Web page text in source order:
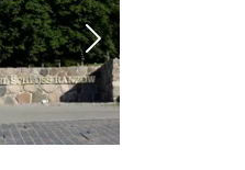
Nächstes Bild